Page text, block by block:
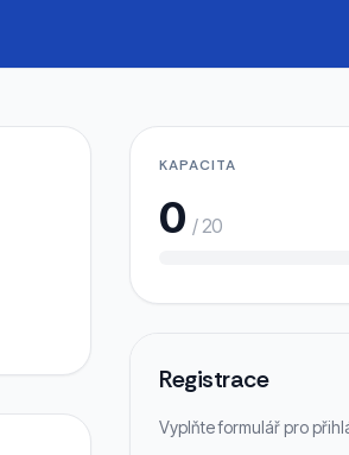
KAPACITA
0 / 20
Registrace
Vyplňte formulář pro